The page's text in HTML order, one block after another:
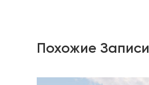
Похожие Записи